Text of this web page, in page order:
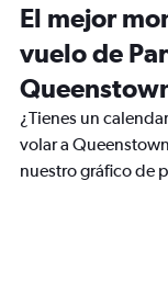
El mejor
vuelo de
¿Tienes un
volar a
nuestro gráfico de